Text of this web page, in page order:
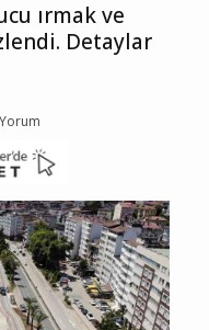
ırmak ve
Detaylar